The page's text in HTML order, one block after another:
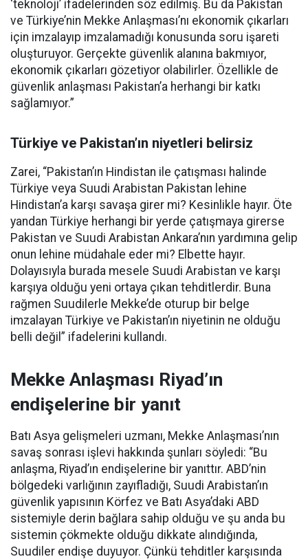
‘teknoloji’ ifadelerinden söz edilmiş. Bu da Pakistan
ve Türkiye’nin Mekke Anlaşması’nı ekonomik çıkarları
için imzalayıp imzalamadığı konusunda soru işareti
oluşturuyor. Gerçekte güvenlik alanına bakmıyor,
ekonomik çıkarları gözetiyor olabilirler. Özellikle de
güvenlik anlaşması Pakistan’a herhangi bir katkı
sağlamıyor.”
Türkiye ve Pakistan’ın niyetleri belirsiz
Zarei, “Pakistan’ın Hindistan ile çatışması halinde
Türkiye veya Suudi Arabistan Pakistan lehine
Hindistan’a karşı savaşa girer mi? Kesinlikle hayır. Öte
yandan Türkiye herhangi bir yerde çatışmaya girerse
Pakistan ve Suudi Arabistan Ankara’nın yardımına gelip
onun lehine müdahale eder mi? Elbette hayır.
Dolayısıyla burada mesele Suudi Arabistan ve karşı
karşıya olduğu yeni ortaya çıkan tehditlerdir. Buna
rağmen Suudilerle Mekke’de oturup bir belge
imzalayan Türkiye ve Pakistan’ın niyetinin ne olduğu
belli değil” ifadelerini kullandı.
Mekke Anlaşması Riyad’ın
endişelerine bir yanıt
Batı Asya gelişmeleri uzmanı, Mekke Anlaşması’nın
savaş sonrası işlevi hakkında şunları söyledi: “Bu
anlaşma, Riyad’ın endişelerine bir yanıttır. ABD’nin
bölgedeki varlığının zayıfladığı, Suudi Arabistan’ın
güvenlik yapısının Körfez ve Batı Asya’daki ABD
sistemiyle derin bağlara sahip olduğu ve şu anda bu
sistemin çökmekte olduğu dikkate alındığında,
Suudiler endişe duyuyor. Çünkü tehditler karşısında